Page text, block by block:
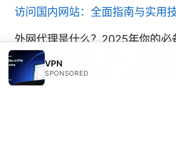
访问国内网站：全面指南与实用
外网代理是什么？2025年你的必
畅访问全球信息：VPN、隐私保
地理限制、加密协议、无日志策略
VPN
SPONSORED